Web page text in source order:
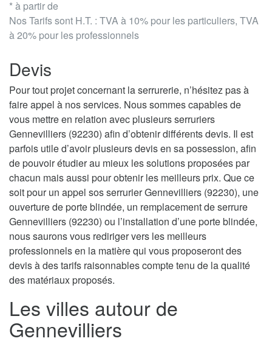
* à partir de
Nos Tarifs sont H.T. : TVA à 10% pour les particuliers, TVA
à 20% pour les professionnels
Devis
Pour tout projet concernant la serrurerie, n’hésitez pas à
faire appel à nos services. Nous sommes capables de
vous mettre en relation avec plusieurs serruriers
Gennevilliers (92230) afin d’obtenir différents devis. Il est
parfois utile d’avoir plusieurs devis en sa possession, afin
de pouvoir étudier au mieux les solutions proposées par
chacun mais aussi pour obtenir les meilleurs prix. Que ce
soit pour un appel sos serrurier Gennevilliers (92230), une
ouverture de porte blindée, un remplacement de serrure
Gennevilliers (92230) ou l’installation d’une porte blindée,
nous saurons vous rediriger vers les meilleurs
professionnels en la matière qui vous proposeront des
devis à des tarifs raisonnables compte tenu de la qualité
des matériaux proposés.
Les villes autour de
Gennevilliers